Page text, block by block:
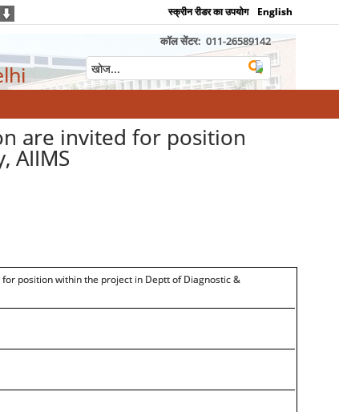
स्क्रीन रीडर का उपयोग English
कॉल सेंटर: 011-26589142
are invited for position
AIIMS
position within the project in Deptt of Diagnostic &